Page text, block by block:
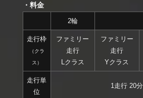
・料金
2輪
走行枠
（クラ
ス）
ファミリー
走行
Lクラス
ファミリー
走行
Yクラス
走行単
位
1走行 20分